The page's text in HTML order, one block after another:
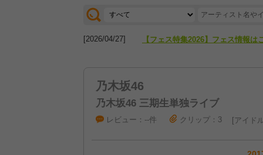
[2026/07/28] 【ライブ動員ランキング】2026年
[2026/04/27] 【フェス特集2026】フェス情報は
乃木坂46
乃木坂46 三期生単独ライブ
レビュー：--件 クリップ：3 アイド